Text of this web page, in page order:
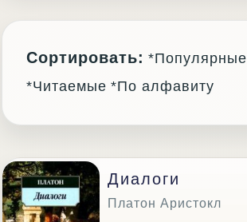
Сортировать: *Популярные
*Читаемые *По алфавиту
Диалоги
Платон Аристокл